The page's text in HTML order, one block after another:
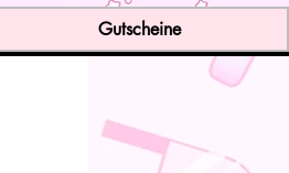
Gutscheine